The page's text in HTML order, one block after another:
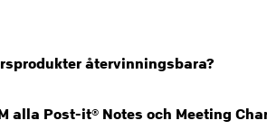
återvinningsbara?
alla Post-it® Notes och Meeting